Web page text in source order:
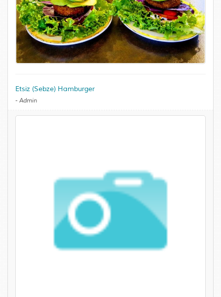
Etsiz (Sebze) Hamburger
- Admin